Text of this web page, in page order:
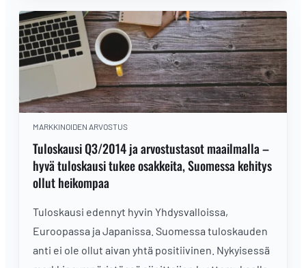
Sektoreista informaatiosektori nousee esiin
poikkeuksellisen vahvasti.
MARKKINOIDEN ARVOSTUS
Tuloskausi Q3/2014 ja arvostustasot maailmalla –
hyvä tuloskausi tukee osakkeita, Suomessa kehitys
ollut heikompaa
Tuloskausi edennyt hyvin Yhdysvalloissa,
Euroopassa ja Japanissa. Suomessa tuloskauden
anti ei ole ollut aivan yhtä positiivinen. Nykyisessä